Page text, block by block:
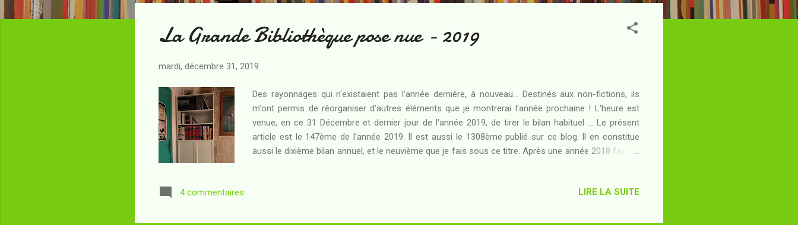
La Grande Bibliothèque pose nue - 2019
mardi, décembre 31, 2019
Des rayonnages qui n'existaient pas l'année dernière, à nouveau... Destinés aux non-fictions, ils
m'ont permis de réorganiser d'autres éléments que je montrerai l'année prochaine ! L'heure est
venue, en ce 31 Décembre et dernier jour de l'année 2019, de tirer le bilan habituel ... Le présent
article est le 147ème de l'année 2019. Il est aussi le 1308ème publié sur ce blog. Il en constitue
aussi le dixième bilan annuel, et le neuvième que je fais sous ce titre. Après une année 2018 faste -
faveur d'événements inquiétants et perturbants - et je n'ai donc pas lu et publié autant que je
pas une performance... L'enjeu du b...
4 commentaires LIRE LA SUITE